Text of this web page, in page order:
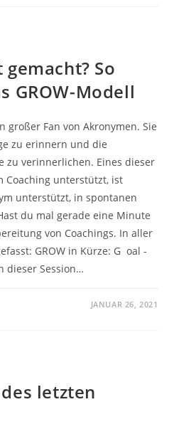
So
GROW-Modell
großer Fan von Akronymen. Sie
zu erinnern und die
zu verinnerlichen. Eines dieser
Coaching unterstützt, ist
unterstützt, in spontanen
du mal gerade eine Minute
von Coachings. In aller
GROW in Kürze: G oal -
dieser Session…
JANUAR 26, 2021
letzten